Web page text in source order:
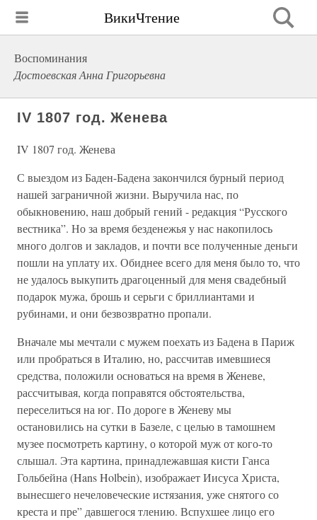
ВикиЧтение
Воспоминания
Достоевская Анна Григорьевна
IV 1807 год. Женева
IV 1807 год. Женева
С выездом из Баден-Бадена закончился бурный период
нашей заграничной жизни. Выручила нас, по
обыкновению, наш добрый гений - редакция “Русского
вестника”. Но за время безденежья у нас накопилось
много долгов и закладов, и почти все полученные деньги
пошли на уплату их. Обиднее всего для меня было то, что
не удалось выкупить драгоценный для меня свадебный
подарок мужа, брошь и серьги с бриллиантами и
рубинами, и они безвозвратно пропали.
Вначале мы мечтали с мужем поехать из Бадена в Париж
или пробраться в Италию, но, рассчитав имевшиеся
средства, положили основаться на время в Женеве,
рассчитывая, когда поправятся обстоятельства,
переселиться на юг. По дороге в Женеву мы
остановились на сутки в Базеле, с целью в тамошнем
музее посмотреть картину, о которой муж от кого-то
слышал. Эта картина, принадлежавшая кисти Ганса
Гольбейна (Hans Holbein), изображает Иисуса Христа,
вынесшего нечеловеческие истязания, уже снятого со
креста и пре” давшегося тлению. Вспухшее лицо его